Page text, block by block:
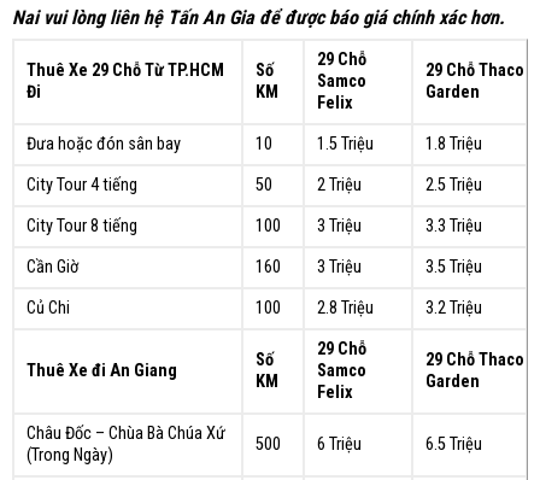
Nai vui lòng liên hệ Tấn An Gia để được báo giá chính xác hơn.
Thuê Xe 29 Chỗ Từ TP.HCM
Đi
Số
KM
29 Chỗ
Samco
Felix
29 Chỗ Thaco
Garden
Đưa hoặc đón sân bay 10 1.5 Triệu
1.8 Triệu
City Tour 4 tiếng
50 2 Triệu
2.5 Triệu
City Tour 8 tiếng
100 3 Triệu
3.3 Triệu
Cần Giờ
160 3 Triệu
3.5 Triệu
Củ Chi
100 2.8 Triệu 3.2 Triệu
Thuê Xe đi An Giang
Số
KM
29 Chỗ
Samco
Felix
29 Chỗ Thaco
Garden
Châu Đốc – Chùa Bà Chúa Xứ
(Trong Ngày)
500 6 Triệu 6.5 Triệu